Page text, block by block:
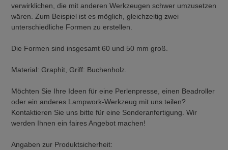
verwirklichen, die mit anderen Werkzeugen schwer umzusetzen
wären. Zum Beispiel ist es möglich, gleichzeitig zwei
unterschiedliche Formen zu erstellen.
Die Formen sind insgesamt 60 und 50 mm groß.
Material: Graphit, Griff: Buchenholz.
Möchten Sie Ihre Ideen für eine Perlenpresse, einen Beadroller
oder ein anderes Lampwork-Werkzeug mit uns teilen?
Kontaktieren Sie uns bitte für eine Sonderanfertigung. Wir
werden Ihnen ein faires Angebot machen!
Angaben zur Produktsicherheit: